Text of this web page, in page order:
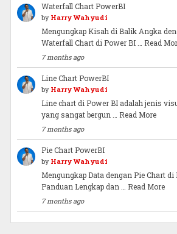
Waterfall Chart PowerBI
by Harry Wahyudi
Mengungkap Kisah di Balik Angka
Waterfall Chart di Power BI … Read
7 months ago
Line Chart PowerBI
by Harry Wahyudi
Line chart di Power BI adalah jenis
yang sangat bergun … Read More
7 months ago
Pie Chart PowerBI
by Harry Wahyudi
Mengungkap Data dengan Pie Chart di
Panduan Lengkap dan … Read More
7 months ago